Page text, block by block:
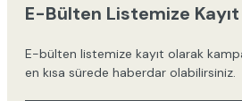
E-Bülten Listemize
E-bülten listemize kayıt olarak
en kısa sürede haberdar olabilirsiniz.